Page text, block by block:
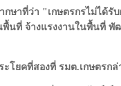
กษาที่ว่า "เกษตรกรไม่ได้รั
พื้นที่ จ้างแรงงานในพื้นที่
โยคที่สองที่ รมต.เกษตรกล่